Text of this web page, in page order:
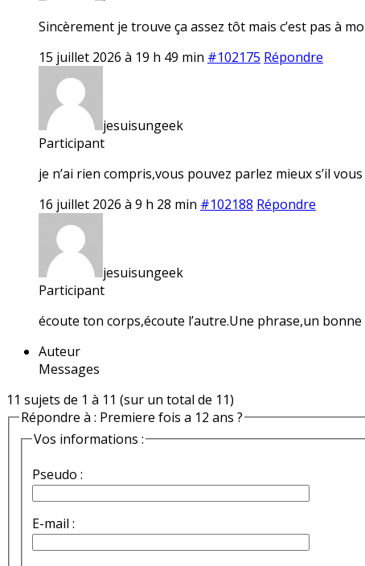
Sincèrement je trouve ça assez tôt mais c’est pas à
15 juillet 2026 à 19 h 49 min #102175 Répondre
jesuisungeek
Participant
je n’ai rien compris,vous pouvez parlez mieux s’il
16 juillet 2026 à 9 h 28 min #102188 Répondre
jesuisungeek
Participant
écoute ton corps,écoute l’autre.Une phrase,un
Auteur
Messages
11 sujets de 1 à 11 (sur un total de 11)
Répondre à : Premiere fois a 12 ans ?
Vos informations :
Pseudo :
E-mail :